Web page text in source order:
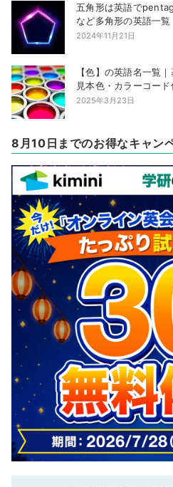
五角形は英語で
など多角形の英語一覧
2024年11月21日
【色】の英語名一覧
見本色・カラーコード
2025年3月23日
8月10日までのお得なキャン